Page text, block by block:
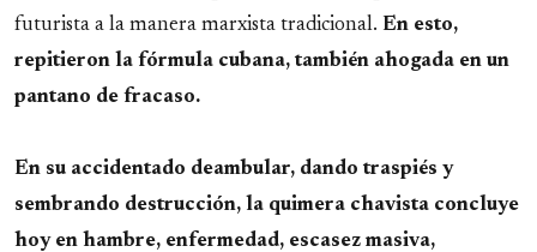
futurista a la manera marxista tradicional. En esto,
repitieron la fórmula cubana, también ahogada en un
pantano de fracaso.
En su accidentado deambular, dando traspiés y
sembrando destrucción, la quimera chavista concluye
hoy en hambre, enfermedad, escasez masiva,